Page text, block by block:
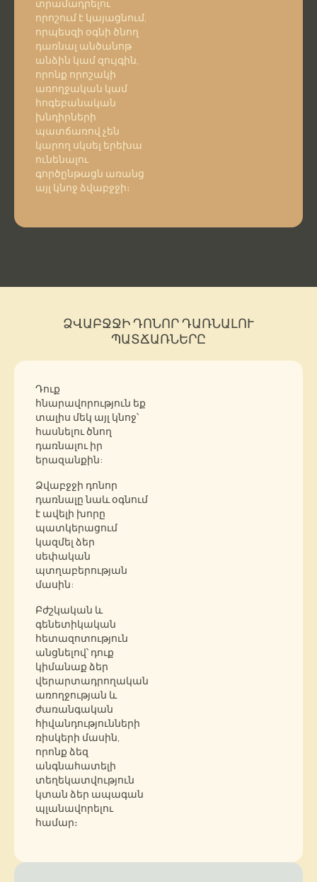
տրամադրելու
որոշում է կայացնում,
որպեսզի օգնի ծնող
դառնալ անծանոթ
անձին կամ զույգին,
որոնք որոշակի
առողջական կամ
հոգեբանական
խնդիրների
պատճառով չեն
կարող սկսել երեխա
ունենալու
գործընթացն առանց
այլ կնոջ ձվաբջջի։
ՁՎԱԲՋՋԻ ԴՈՆՈՐ ԴԱՌՆԱԼՈՒ
ՊԱՏՃԱՌՆԵՐԸ
Դուք
հնարավորություն եք
տալիս մեկ այլ կնոջ՝
հասնելու ծնող
դառնալու իր
երազանքին:
Ձվաբջջի դոնոր
դառնալը նաև օգնում
է ավելի խորը
պատկերացում
կազմել ձեր
սեփական
պտղաբերության
մասին:
Բժշկական և
գենետիկական
հետազոտություն
անցնելով՝ դուք
կիմանաք ձեր
վերարտադրողական
առողջության և
ժառանգական
հիվանդությունների
ռիսկերի մասին,
որոնք ձեզ
անգնահատելի
տեղեկատվություն
կտան ձեր ապագան
պլանավորելու
համար։